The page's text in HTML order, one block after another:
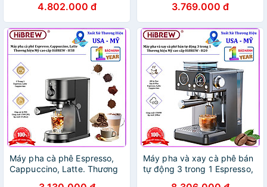
Dolcegusto, Kcup, Túi ESE
POD và Trà. Thương hiệu Mỹ
cao cấp HiBREW - H1B.
HÀNG CHÍNH HÃNG
4.802.000 đ
HiBREW cao cấp - H11
3.769.000 đ
Máy pha cà phê Espresso,
Cappuccino, Latte. Thương
Máy pha và xay cà phê bán
tự động 3 trong 1 Espresso,